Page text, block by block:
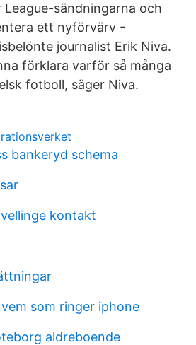
League-sändningarna och
ett nyförvärv -
journalist Erik Niva.
förklara varför så många
fotboll, säger Niva.
bankeryd schema
kontakt
som ringer iphone
aldreboende